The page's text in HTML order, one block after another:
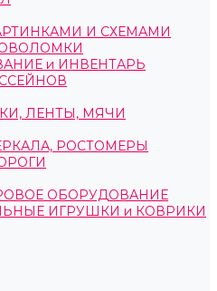
И СХЕМАМИ
и ИНВЕНТАРЬ
ЛЕНТЫ, МЯЧИ
РОСТОМЕРЫ
ОБОРУДОВАНИЕ
ИГРУШКИ и КОВРИКИ